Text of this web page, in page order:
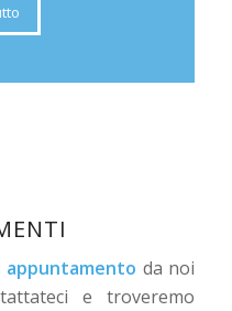
appuntamento da noi
e troveremo